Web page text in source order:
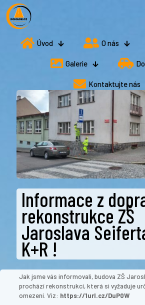
Úvod O nás
Galerie
Kontaktujte nás
Informace z
rekonstrukce ZŠ
Jaroslava
K+R !
Jak jsme vás informovali, budova ZŠ
prochází rekonstrukcí, která si vyžaduje
omezení. Viz: https://1url.cz/DuP0W